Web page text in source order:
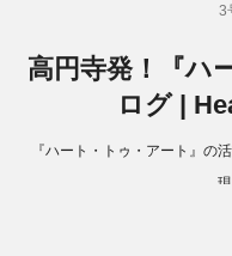
3
高円寺発！『ハ
ログ |
『ハート・トゥ・アート』の